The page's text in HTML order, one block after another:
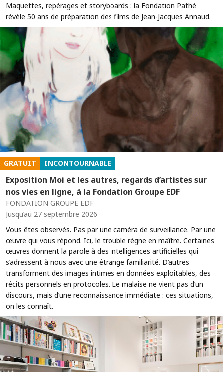
Maquettes, repérages et storyboards : la Fondation Pathé
révèle 50 ans de préparation des films de Jean-Jacques Annaud.
GRATUIT INCONTOURNABLE
Exposition Moi et les autres, regards d’artistes sur
nos vies en ligne, à la Fondation Groupe EDF
FONDATION GROUPE EDF
Jusqu’au 27 septembre 2026
Vous êtes observés. Pas par une caméra de surveillance. Par une
œuvre qui vous répond. Ici, le trouble règne en maître. Certaines
œuvres donnent la parole à des intelligences artificielles qui
s’adressent à nous avec une étrange familiarité. D’autres
transforment des images intimes en données exploitables, des
récits personnels en protocoles. Le malaise ne vient pas d’un
discours, mais d’une reconnaissance immédiate : ces situations,
on les connaît.